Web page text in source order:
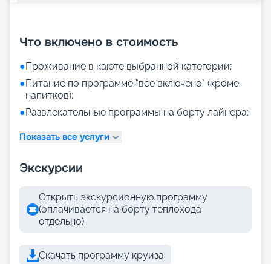
Что включено в стоимость
●Проживание в каюте выбранной категории;
●Питание по программе "все включено" (кроме
напитков);
●Развлекательные программы на борту лайнера;
Показать все услуги
Экскурсии
Открыть экскурсионную программу
(оплачивается на борту теплохода
отдельно)
Скачать программу круиза